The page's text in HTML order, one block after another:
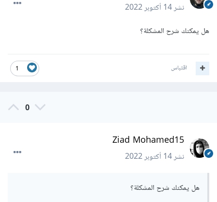
نشر14 أكتوبر 2022
هل يمكنك شرح المشكلة؟
1 اقتباس
0
Ziad Mohamed15
نشر14 أكتوبر 2022
هل يمكنك شرح المشكلة؟